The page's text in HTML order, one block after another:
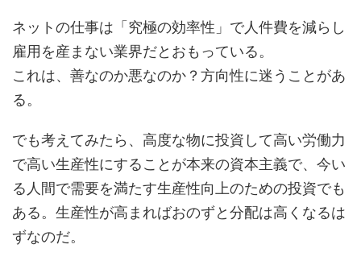
ネットの仕事は「究極の効率性」で人件費を減らし
雇用を産まない業界だとおもっている。
これは、善なのか悪なのか？方向性に迷うことがあ
る。
でも考えてみたら、高度な物に投資して高い労働力
で高い生産性にすることが本来の資本主義で、今い
る人間で需要を満たす生産性向上のための投資でも
ある。生産性が高まればおのずと分配は高くなるは
ずなのだ。